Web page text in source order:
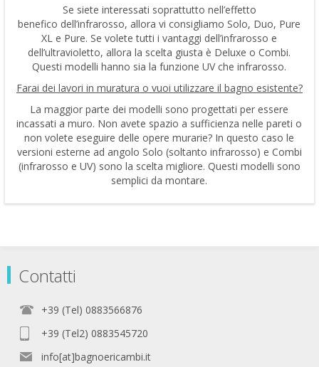
Se siete interessati soprattutto nell’effetto
benefico dell’infrarosso, allora vi consigliamo Solo, Duo, Pure
XL e Pure. Se volete tutti i vantaggi dell’infrarosso e
dell’ultravioletto, allora la scelta giusta è Deluxe o Combi.
Questi modelli hanno sia la funzione UV che infrarosso.
Farai dei lavori in muratura o vuoi utilizzare il bagno esistente?
La maggior parte dei modelli sono progettati per essere
incassati a muro. Non avete spazio a sufficienza nelle pareti o
non volete eseguire delle opere murarie? In questo caso le
versioni esterne ad angolo Solo (soltanto infrarosso) e Combi
(infrarosso e UV) sono la scelta migliore. Questi modelli sono
semplici da montare.
Contatti
+39 (Tel) 0883566876
+39 (Tel2) 0883545720
info[at]bagnoericambi.it